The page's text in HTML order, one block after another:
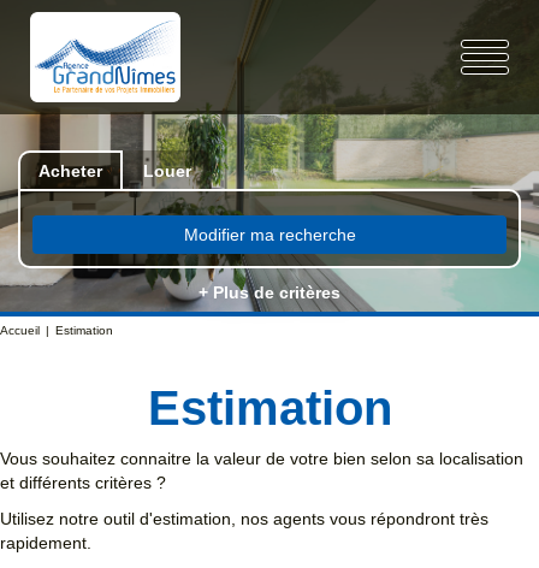
Acheter Louer
Modifier ma recherche
+ Plus de critères
Accueil Estimation
Estimation
Vous souhaitez connaitre la valeur de votre bien selon sa localisation
et différents critères ?
Utilisez notre outil d'estimation, nos agents vous répondront très
rapidement.